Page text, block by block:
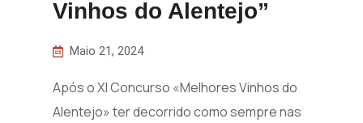
Vinhos do Alentejo”
Maio 21, 2024
Após o XI Concurso «Melhores Vinhos do
Alentejo» ter decorrido como sempre nas